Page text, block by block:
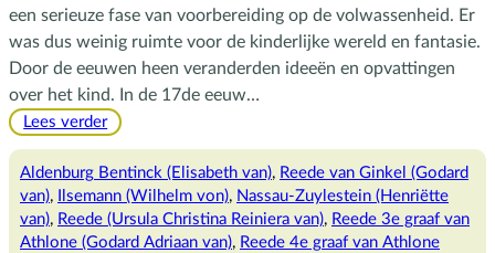
een serieuze fase van voorbereiding op de volwassenheid. Er
was dus weinig ruimte voor de kinderlijke wereld en fantasie.
Door de eeuwen heen veranderden ideeën en opvattingen
over het kind. In de 17de eeuw…
Lees verder:
Aldenburg Bentinck (Elisabeth van), Reede van Ginkel (Godard
van), Ilsemann (Wilhelm von), Nassau-Zuylestein (Henriëtte
van), Reede (Ursula Christina Reiniera van), Reede 3e graaf van
Athlone (Godard Adriaan van), Reede 4e graaf van Athlone